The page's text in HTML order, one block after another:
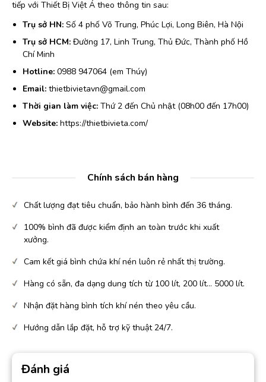
tiếp với Thiết Bị Việt Á theo thông tin sau:
Trụ sở HN: Số 4 phố Võ Trung, Phúc Lợi, Long Biên, Hà Nội
Trụ sở HCM: Đường 17, Linh Trung, Thủ Đức, Thành phố Hồ
Chí Minh
Hotline: 0988 947064 (em Thúy)
Email: thietbivietavn@gmail.com
Thời gian làm việc: Thứ 2 đến Chủ nhật (08h00 đến 17h00)
Website: https://thietbivieta.com/
Chính sách bán hàng
Chất lượng đạt tiêu chuẩn, bảo hành bình đến 36 tháng.
100% bình đã được kiểm định an toàn trước khi xuất
xưởng.
Cam kết giá bình chứa khí nén luôn rẻ nhất thị trường.
Hàng có sẵn, đa dạng dung tích từ 100 lít, 200 lít… 5000 lít.
Nhận đặt hàng bình tích khí nén theo yêu cầu.
Hướng dẫn lắp đặt, hỗ trợ kỹ thuật 24/7.
Đánh giá